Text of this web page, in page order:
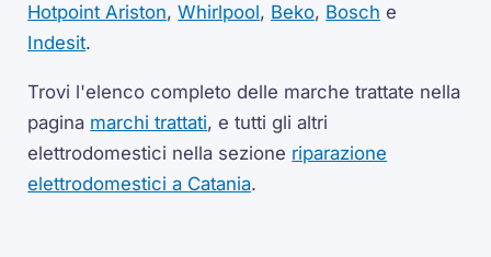
Hotpoint Ariston,Whirlpool, Beko, Bosch e
Indesit.
Trovi l'elenco completo delle marche trattate nella
pagina marchi trattati, e tutti gli altri
elettrodomestici nella sezione riparazione
elettrodomestici a Catania.